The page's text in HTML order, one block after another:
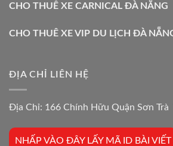
CHO THUÊ XE CARNICAL ĐÀ NẴNG
CHO THUÊ XE VIP DU LỊCH ĐÀ
ĐỊA CHỈ LIÊN HỆ
Địa Chỉ: 166 Chính Hữu Quận Sơn Trà
NHẤP VÀO ĐÂY LẤY MÃ ID BÀI VIẾT